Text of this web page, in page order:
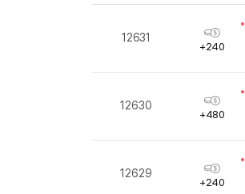
12631
획
득
+240
12630
획
득
+480
12629
획
득
+240